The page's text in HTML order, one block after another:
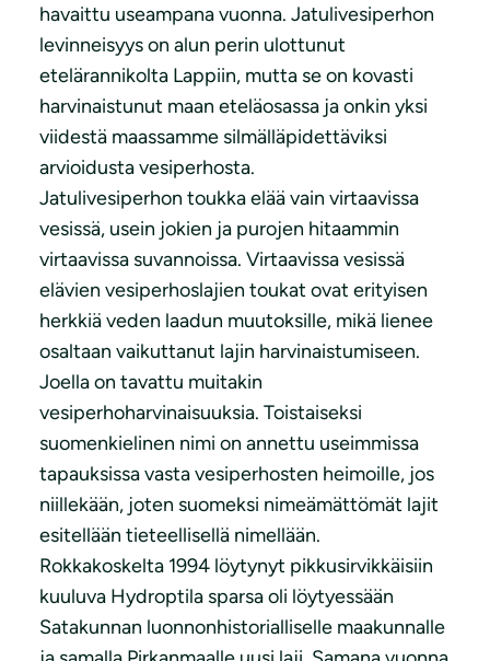
havaittu useampana vuonna. Jatulivesiperhon
levinneisyys on alun perin ulottunut
etelärannikolta Lappiin, mutta se on kovasti
harvinaistunut maan eteläosassa ja onkin yksi
viidestä maassamme silmälläpidettäviksi
arvioidusta vesiperhosta.
Jatulivesiperhon toukka elää vain virtaavissa
vesissä, usein jokien ja purojen hitaammin
virtaavissa suvannoissa. Virtaavissa vesissä
elävien vesiperhoslajien toukat ovat erityisen
herkkiä veden laadun muutoksille, mikä lienee
osaltaan vaikuttanut lajin harvinaistumiseen.
Joella on tavattu muitakin
vesiperhoharvinaisuuksia. Toistaiseksi
suomenkielinen nimi on annettu useimmissa
tapauksissa vasta vesiperhosten heimoille, jos
niillekään, joten suomeksi nimeämättömät lajit
esitellään tieteellisellä nimellään.
Rokkakoskelta 1994 löytynyt pikkusirvikkäisiin
kuuluva Hydroptila sparsa oli löytyessään
Satakunnan luonnonhistorialliselle maakunnalle